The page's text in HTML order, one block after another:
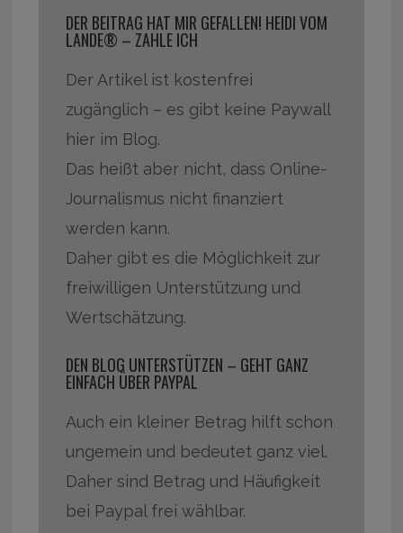
DER BEITRAG HAT MIR GEFALLEN! HEIDI VOM
LANDE® – ZAHLE ICH
Der Artikel ist kostenfrei
zugänglich – es gibt keine Paywall
hier im Blog.
Das heißt aber nicht, dass Online-
Journalismus nicht finanziert
werden kann.
Daher gibt es die Möglichkeit zur
freiwilligen Unterstützung und
Wertschätzung.
DEN BLOG UNTERSTÜTZEN – GEHT GANZ
EINFACH ÜBER PAYPAL
Auch ein kleiner Betrag hilft schon
ungemein und bedeutet ganz viel.
Daher sind Betrag und Häufigkeit
bei Paypal frei wählbar.